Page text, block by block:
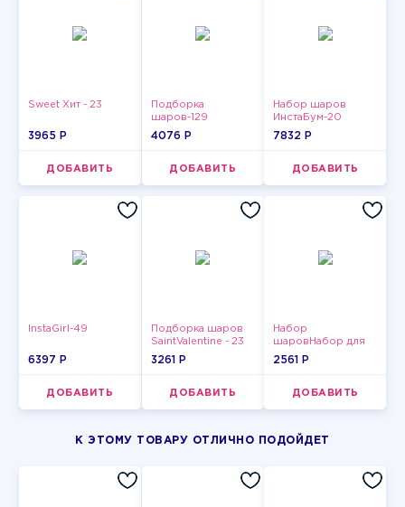
Sweet Хит - 23
3965 P
ДОБАВИТЬ
Подборка
шаров-129
4076 P
ДОБАВИТЬ
Набор шаров
ИнстаБум-20
7832 P
ДОБАВИТЬ
InstaGirl-49
6397 P
ДОБАВИТЬ
Подборка шаров
SaintValentine - 23
3261 P
ДОБАВИТЬ
Набор
шаровНабор для
мужчин-11
2561 P
ДОБАВИТЬ
К ЭТОМУ ТОВАРУ ОТЛИЧНО ПОДОЙДЕТ